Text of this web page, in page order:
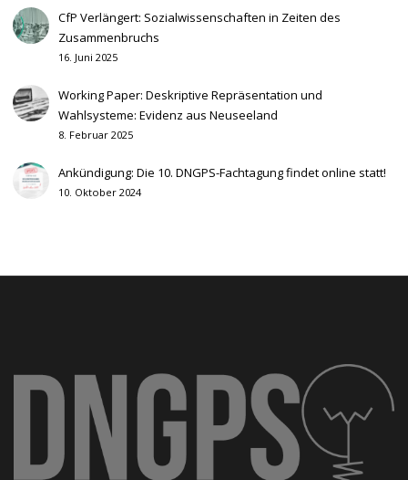
CfP Verlängert: Sozialwissenschaften in Zeiten des
Zusammenbruchs
16. Juni 2025
Working Paper: Deskriptive Repräsentation und
Wahlsysteme: Evidenz aus Neuseeland
8. Februar 2025
Ankündigung: Die 10. DNGPS-Fachtagung findet online statt!
10. Oktober 2024